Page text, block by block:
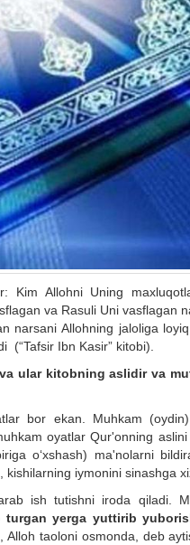
Allohni Uning
va Rasuli Uni vasflagan
narsani Allohning jaloliga
(“Tafsir Ibn Kasir” kitobi).
ular kitobning aslidir va
bor ekan. Muhkam
oyatlar Qur'onning
o‘xshash) ma'nolarni
kishilarning iymonini sinashga
ish tutishni iroda qiladi.
yerga yuttirib
taoloni osmonda, deb